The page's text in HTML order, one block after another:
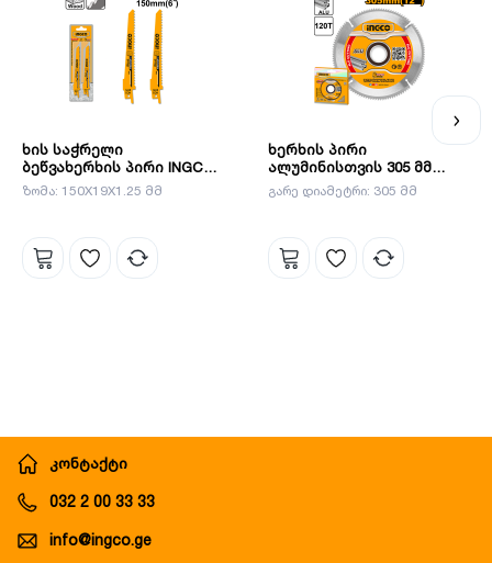
ხის საჭრელი
ბეწვახერხის პირი INGCO
SSB644D
ზომა: 150X19X1.25 მმ
ხერხის პირი
ალუმინისთვის 305 მმ
INGCO(TSB3305212)
გარე დიამეტრი: 305 მმ
კონტაქტი
032 2 00 33 33
info@ingco.ge